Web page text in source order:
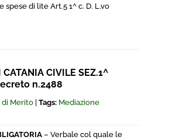
spese di lite Art.5 1^ c. D. L.vo
CIVILE SEZ.1^
n.2488
di Merito Tags: Mediazione
– Verbale col quale le